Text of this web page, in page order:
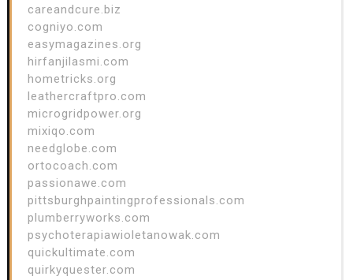
careandcure.biz
cogniyo.com
easymagazines.org
hirfanjilasmi.com
hometricks.org
leathercraftpro.com
microgridpower.org
mixiqo.com
needglobe.com
ortocoach.com
passionawe.com
pittsburghpaintingprofessionals.com
plumberryworks.com
psychoterapiawioletanowak.com
quickultimate.com
quirkyquester.com